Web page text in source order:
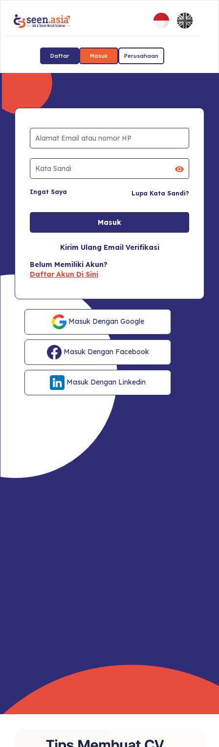
Daftar Masuk Perusahaan
Ingat Saya Lupa Kata Sandi?
Kirim Ulang Email Verifikasi
Belum Memiliki Akun?
Daftar Akun Di Sini
Masuk Dengan Google
Masuk Dengan Facebook
Masuk Dengan Linkedin